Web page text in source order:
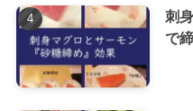
刺
で